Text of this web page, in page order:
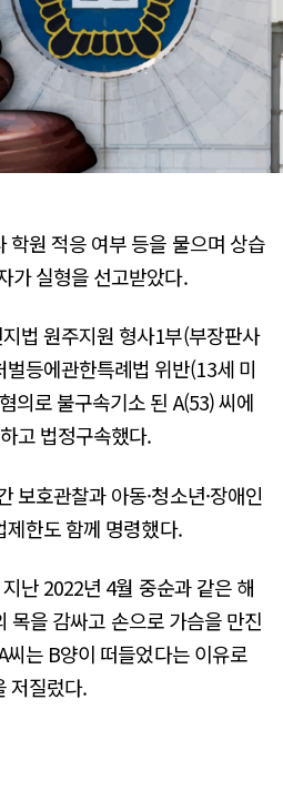
학원 적응 여부 등을 물으며 상습
가 실형을 선고받았다.
법 원주지원 형사1부(부장판사
등에관한특례법 위반(13세 미
의로 불구속기소 된 A(53) 씨에
고 법정구속했다.
보호관찰과 아동·청소년·장애인
한도 함께 명령했다.
난 2022년 4월 중순과 같은 해
목을 감싸고 손으로 가슴을 만진
씨는 B양이 떠들었다는 이유로
저질렀다.